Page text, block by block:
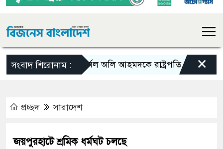
সংবাদ শিরোনাম :কর্নেল অলি আহমদকে রাষ্ট্রপতি প্রার্থী ঘোষণা
×
প্রচ্ছদ সারাদেশ
জয়পুরহাটে শ্রমিক ধর্মঘট চলছে